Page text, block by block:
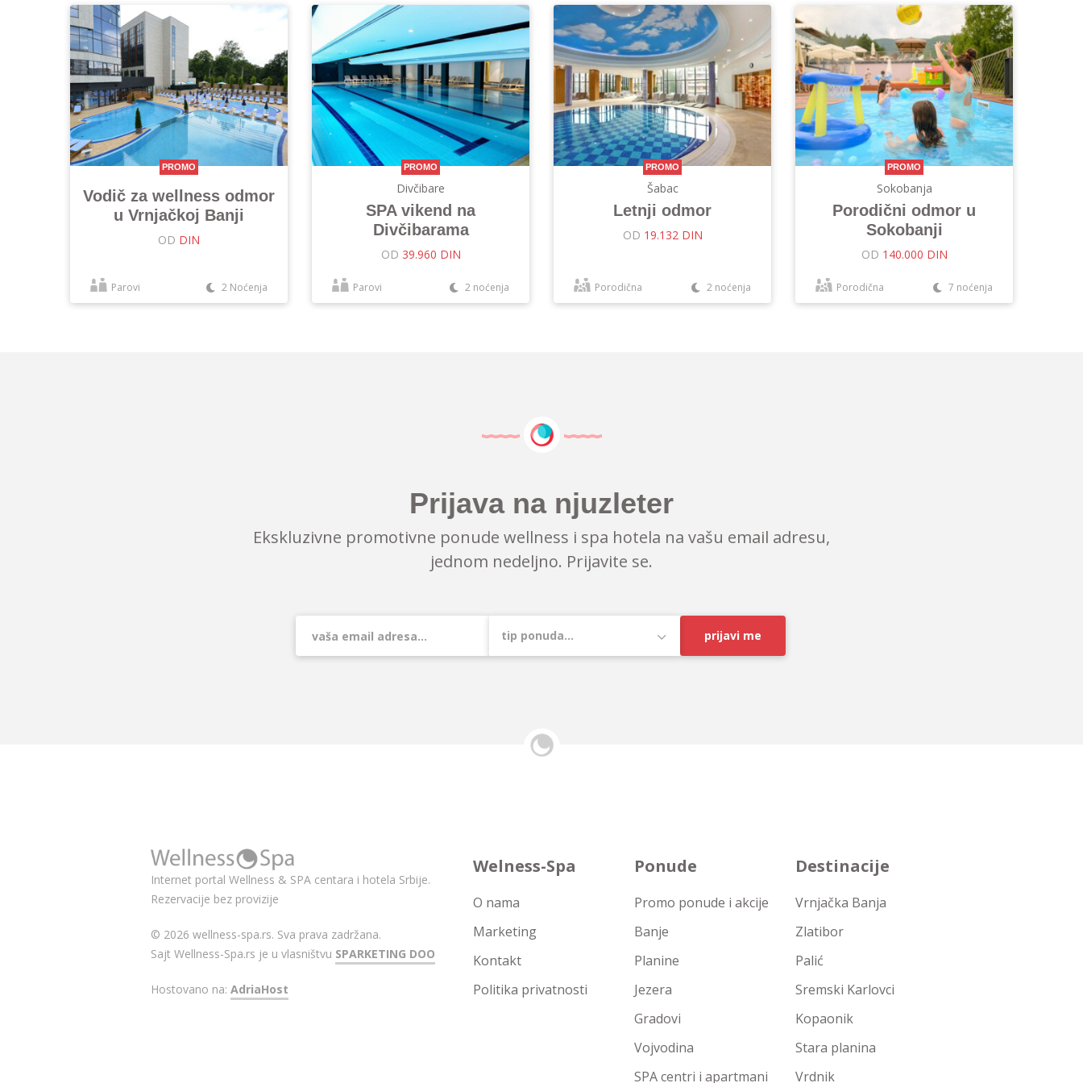
PROMO
Vodič za wellness odmor
u Vrnjačkoj Banji
OD DIN
Parovi 2 Noćenja
PROMO
Divčibare
SPA vikend na
Divčibarama
OD 39.960 DIN
Parovi 2 noćenja
PROMO
Šabac
Letnji odmor
OD 19.132 DIN
Porodična 2 noćenja
PROMO
Sokobanja
Porodični odmor u
Sokobanji
OD 140.000 DIN
Porodična 7 noćenja
Prijava na njuzleter
Ekskluzivne promotivne ponude wellness i spa hotela na vašu email adresu,
jednom nedeljno. Prijavite se.
prijavi me
Internet portal Wellness & SPA centara i hotela Srbije.
Rezervacije bez provizije
© 2026 wellness-spa.rs. Sva prava zadržana.
Sajt Wellness-Spa.rs je u vlasništvu SPARKETING DOO
Hostovano na: AdriaHost
Welness-Spa
O nama
Marketing
Kontakt
Politika privatnosti
Ponude
Promo ponude i akcije
Banje
Planine
Jezera
Gradovi
Vojvodina
SPA centri i apartmani
Destinacije
Vrnjačka Banja
Zlatibor
Palić
Sremski Karlovci
Kopaonik
Stara planina
Vrdnik